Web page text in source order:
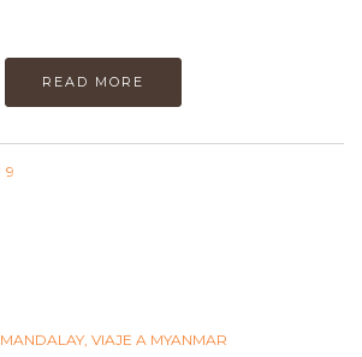
READ MORE
9
MANDALAY, VIAJE A MYANMAR